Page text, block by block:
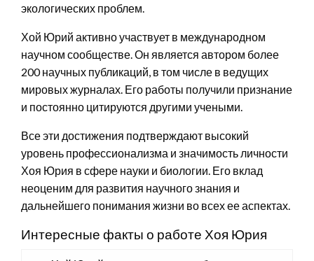
экологических проблем.
Хой Юрий активно участвует в международном
научном сообществе. Он является автором более
200 научных публикаций, в том числе в ведущих
мировых журналах. Его работы получили признание
и постоянно цитируются другими учеными.
Все эти достижения подтверждают высокий
уровень профессионализма и значимость личности
Хоя Юрия в сфере науки и биологии. Его вклад
неоценим для развития научного знания и
дальнейшего понимания жизни во всех ее аспектах.
Интересные факты о работе Хоя Юрия